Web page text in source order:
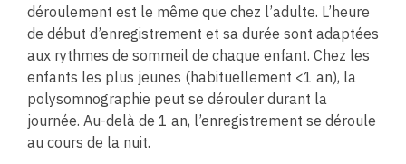
déroulement est le même que chez l’adulte. L’heure
de début d’enregistrement et sa durée sont adaptées
aux rythmes de sommeil de chaque enfant. Chez les
enfants les plus jeunes (habituellement <1 an), la
polysomnographie peut se dérouler durant la
journée. Au-delà de 1 an, l’enregistrement se déroule
au cours de la nuit.